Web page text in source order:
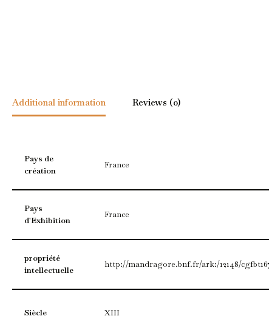
Additional information Reviews (0)
Pays de
création
France
Pays
d'Exhibition
France
propriété
intellectuelle
http://mandragore.bnf.fr/ark:/12148/
Siècle XIII